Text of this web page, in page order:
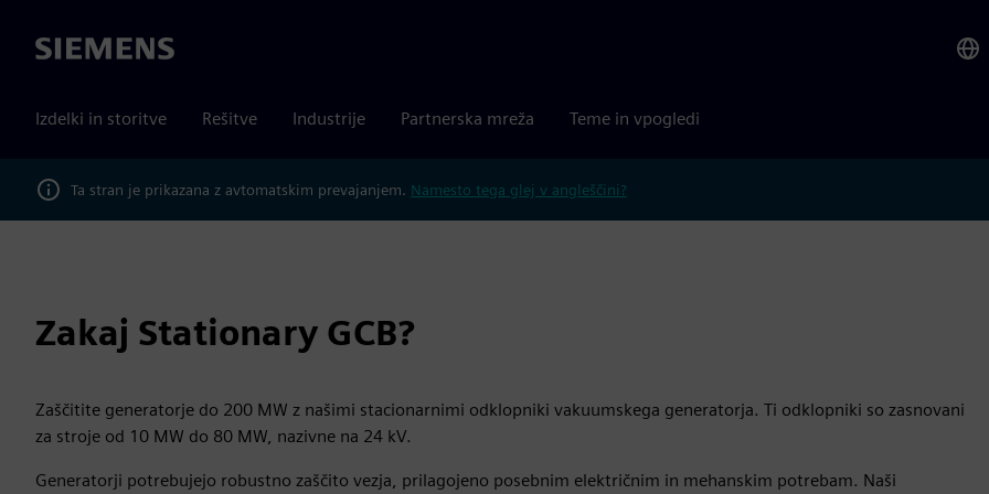
Siemens
Izdelki in storitve Rešitve Industrije Partnerska mreža Teme in vpogledi
Ta stran je prikazana z avtomatskim prevajanjem. Namesto tega glej v angleščini?
Zakaj Stationary GCB?
Zaščitite generatorje do 200 MW z našimi stacionarnimi odklopniki vakuumskega generatorja. Ti odklopniki so zasnovani
za stroje od 10 MW do 80 MW, nazivne na 24 kV.
Generatorji potrebujejo robustno zaščito vezja, prilagojeno posebnim električnim in mehanskim potrebam. Naši